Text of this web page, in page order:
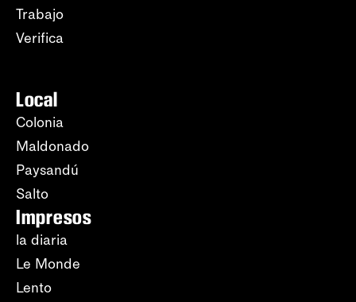
Trabajo
Verifica
Local
Colonia
Maldonado
Paysandú
Salto
Impresos
la diaria
Le Monde
Lento